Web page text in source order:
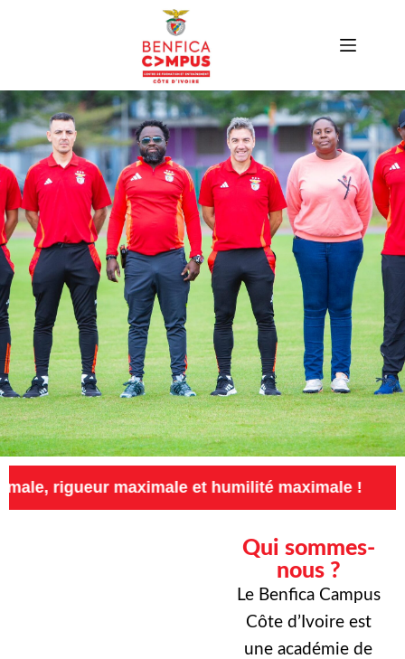
maximale et humilité maximale !
Qui sommes-
nous ?
Le Benfica Campus
Côte d’Ivoire est
une académie de